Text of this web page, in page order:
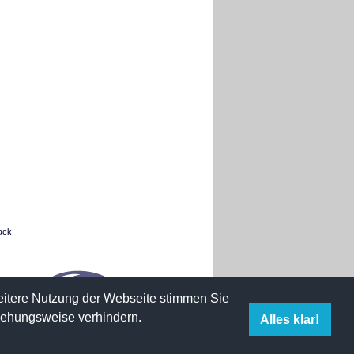
Nutzung der Webseite stimmen Sie
verhindern.
Alles klar!